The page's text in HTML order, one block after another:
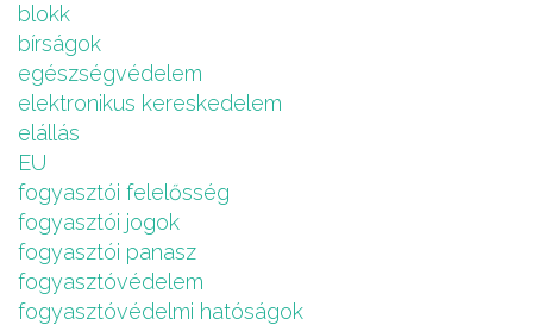
blokk
bírságok
egészségvédelem
elektronikus kereskedelem
elállás
EU
fogyasztói felelősség
fogyasztói jogok
fogyasztói panasz
fogyasztóvédelem
fogyasztóvédelmi hatóságok